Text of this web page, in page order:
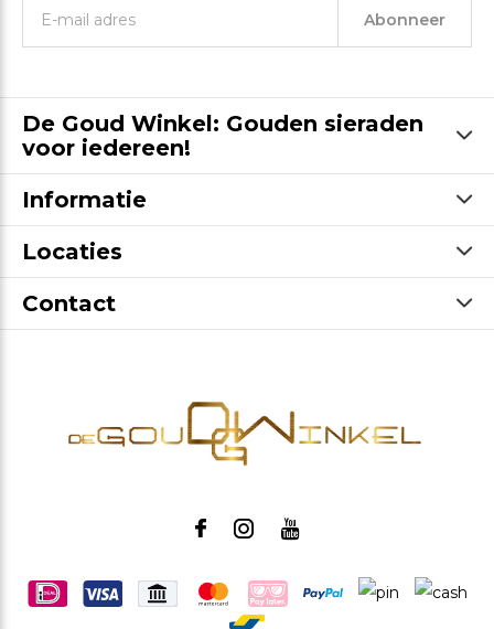
Abonneer
De Goud Winkel: Gouden sieraden
voor iedereen!
Informatie
Locaties
Contact